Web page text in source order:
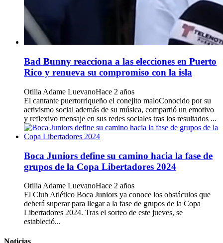
Bad Bunny reacciona a las elecciones en Puerto
Rico y renueva su compromiso con la isla
Otilia Adame LuevanoHace 2 años
El cantante puertorriqueño el conejito maloConocido por su
activismo social además de su música, compartió un emotivo
y reflexivo mensaje en sus redes sociales tras los resultados ...
Boca Juniors define su camino hacia la fase de
grupos de la Copa Libertadores 2024
Otilia Adame LuevanoHace 2 años
El Club Atlético Boca Juniors ya conoce los obstáculos que
deberá superar para llegar a la fase de grupos de la Copa
Libertadores 2024. Tras el sorteo de este jueves, se
estableció...
Noticias